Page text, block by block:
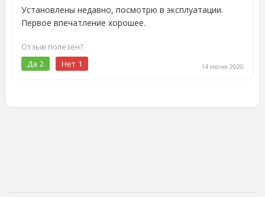
14 июня 2020
Установлены недавно, посмотрю в эксплуатации.
Первое впечатление хорошее.
Отзыв полезен?
Да 2 Нет 1